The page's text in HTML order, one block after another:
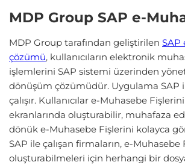
MDP Group SAP e-
MDP Group tarafından geliştirilen SAP
çözümü, kullanıcıların elektronik
işlemlerini SAP sistemi üzerinden
dönüşüm çözümüdür. Uygulama SAP
çalışır. Kullanıcılar e-Muhasebe
ekranlarında oluşturabilir, muhafaza
dönük e-Muhasebe Fişlerini kolayca
SAP ile çalışan firmaların, e-Muhasebe
oluşturabilmeleri için herhangi bir